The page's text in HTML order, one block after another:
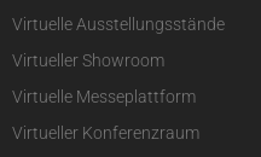
Virtuelle Ausstellungsstände
Virtueller Showroom
Virtuelle Messeplattform
Virtueller Konferenzraum